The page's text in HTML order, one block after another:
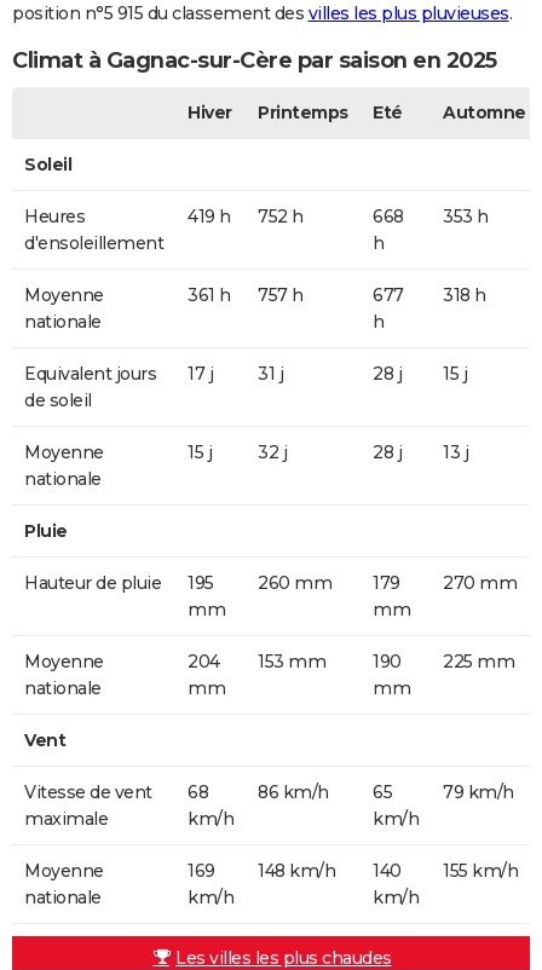
position n°5 915 du classement des villes les plus pluvieuses.
Climat à Gagnac-sur-Cère par saison en 2025
Hiver Printemps Eté Automne
Soleil
Heures
d'ensoleillement
419 h 752 h
668
h
353 h
Moyenne
nationale
361 h 757 h
677
h
318 h
Equivalent jours
de soleil
17 j 31 j 28 j 15 j
Moyenne
nationale
15 j 32 j 28 j 13 j
Pluie
Hauteur de pluie
195
mm
260 mm
179
mm
270 mm
Moyenne
nationale
204
mm
153 mm
190
mm
225 mm
Vent
Vitesse de vent
maximale
68
km/h
86 km/h
65
km/h
79 km/h
Moyenne
nationale
169
km/h
148 km/h
140
km/h
155 km/h
Les villes les plus chaudes